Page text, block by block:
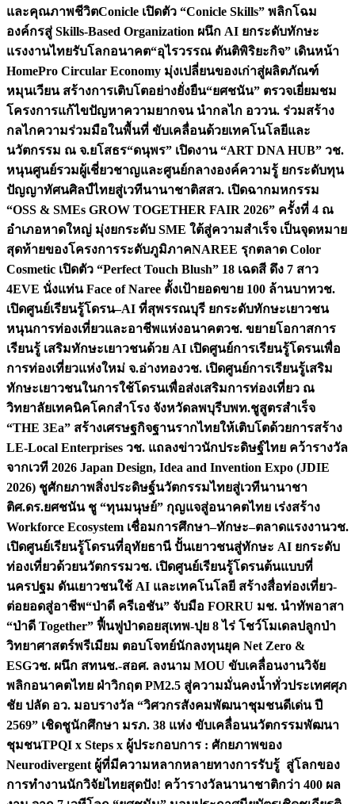
และคุณภาพชีวิตConicle เปิดตัว “Conicle Skills” พลิกโฉม
องค์กรสู่ Skills-Based Organization ผนึก AI ยกระดับทักษะ
แรงงานไทยรับโลกอนาคต“อุไรวรรณ ตันติพิริยะกิจ” เดินหน้า
HomePro Circular Economy มุ่งเปลี่ยนของเก่าสู่ผลิตภัณฑ์
หมุนเวียน สร้างการเติบโตอย่างยั่งยืน“ยศชนัน” ตรวจเยี่ยมชม
โครงการแก้ไขปัญหาความยากจน นำกลไก อววน. ร่วมสร้าง
กลไกความร่วมมือในพื้นที่ ขับเคลื่อนด้วยเทคโนโลยีและ
นวัตกรรม ณ จ.ยโสธร“ดนุพร” เปิดงาน “ART DNA HUB” วช.
หนุนศูนย์รวมผู้เชี่ยวชาญและศูนย์กลางองค์ความรู้ ยกระดับทุน
ปัญญาทัศนศิลป์ไทยสู่เวทีนานาชาติสสว. เปิดฉากมหกรรม
“OSS & SMEs GROW TOGETHER FAIR 2026” ครั้งที่ 4 ณ
อำเภอหาดใหญ่ มุ่งยกระดับ SME ใต้สู่ความสำเร็จ เป็นจุดหมาย
สุดท้ายของโครงการระดับภูมิภาคNAREE รุกตลาด Color
Cosmetic เปิดตัว “Perfect Touch Blush” 18 เฉดสี ดึง 7 สาว
4EVE นั่งแท่น Face of Naree ตั้งเป้ายอดขาย 100 ล้านบาทวช.
เปิดศูนย์เรียนรู้โดรน–AI ที่สุพรรณบุรี ยกระดับทักษะเยาวชน
หนุนการท่องเที่ยวและอาชีพแห่งอนาคตวช. ขยายโอกาสการ
เรียนรู้ เสริมทักษะเยาวชนด้วย AI เปิดศูนย์การเรียนรู้โดรนเพื่อ
การท่องเที่ยวแห่งใหม่ จ.อ่างทองวช. เปิดศูนย์การเรียนรู้เสริม
ทักษะเยาวชนในการใช้โดรนเพื่อส่งเสริมการท่องเที่ยว ณ
วิทยาลัยเทคนิคโคกสำโรง จังหวัดลพบุรีบพท.ชูสูตรสำเร็จ
“THE 3Ea” สร้างเศรษฐกิจฐานรากไทยให้เติบโตด้วยการสร้าง
LE-Local Enterprises วช. แถลงข่าวนักประดิษฐ์ไทย คว้ารางวัล
จากเวที 2026 Japan Design, Idea and Invention Expo (JDIE
2026) ชูศักยภาพสิ่งประดิษฐ์นวัตกรรมไทยสู่เวทีนานาชา
ติศ.ดร.ยศชนัน ชู “ทุนมนุษย์” กุญแจสู่อนาคตไทย เร่งสร้าง
Workforce Ecosystem เชื่อมการศึกษา–ทักษะ–ตลาดแรงงานวช.
เปิดศูนย์เรียนรู้โดรนที่อุทัยธานี ปั้นเยาวชนสู่ทักษะ AI ยกระดับ
ท่องเที่ยวด้วยนวัตกรรมวช. เปิดศูนย์เรียนรู้โดรนต้นแบบที่
นครปฐม ดันเยาวชนใช้ AI และเทคโนโลยี สร้างสื่อท่องเที่ยว-
ต่อยอดสู่อาชีพ“ป่าดี ครีเอชัน” จับมือ FORRU มช. นำทัพอาสา
“ป่าดี Together” ฟื้นฟูป่าดอยสุเทพ-ปุย 8 ไร่ โชว์โมเดลปลูกป่า
วิทยาศาสตร์พรีเมียม ตอบโจทย์นักลงทุนยุค Net Zero &
ESGวช. ผนึก สทนช.-สอศ. ลงนาม MOU ขับเคลื่อนงานวิจัย
พลิกอนาคตไทย ฝ่าวิกฤต PM2.5 สู่ความมั่นคงน้ำทั่วประเทศศุภ
ชัย ปลัด อว. มอบรางวัล “วิศวกรสังคมพัฒนาชุมชนดีเด่น ปี
2569” เชิดชูนักศึกษา มรภ. 38 แห่ง ขับเคลื่อนนวัตกรรมพัฒนา
ชุมชนTPQI x Steps x ผู้ประกอบการ : ศักยภาพของ
Neurodivergent ผู้ที่มีความหลากหลายทางการรับรู้ สู่โลกของ
การทำงานนักวิจัยไทยสุดปัง! คว้ารางวัลนานาชาติกว่า 400 ผล